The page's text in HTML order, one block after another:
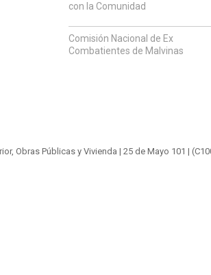
con la Comunidad
Comisión Nacional de Ex
Combatientes de Malvinas
Obras Públicas y Vivienda | 25 de Mayo 101 |